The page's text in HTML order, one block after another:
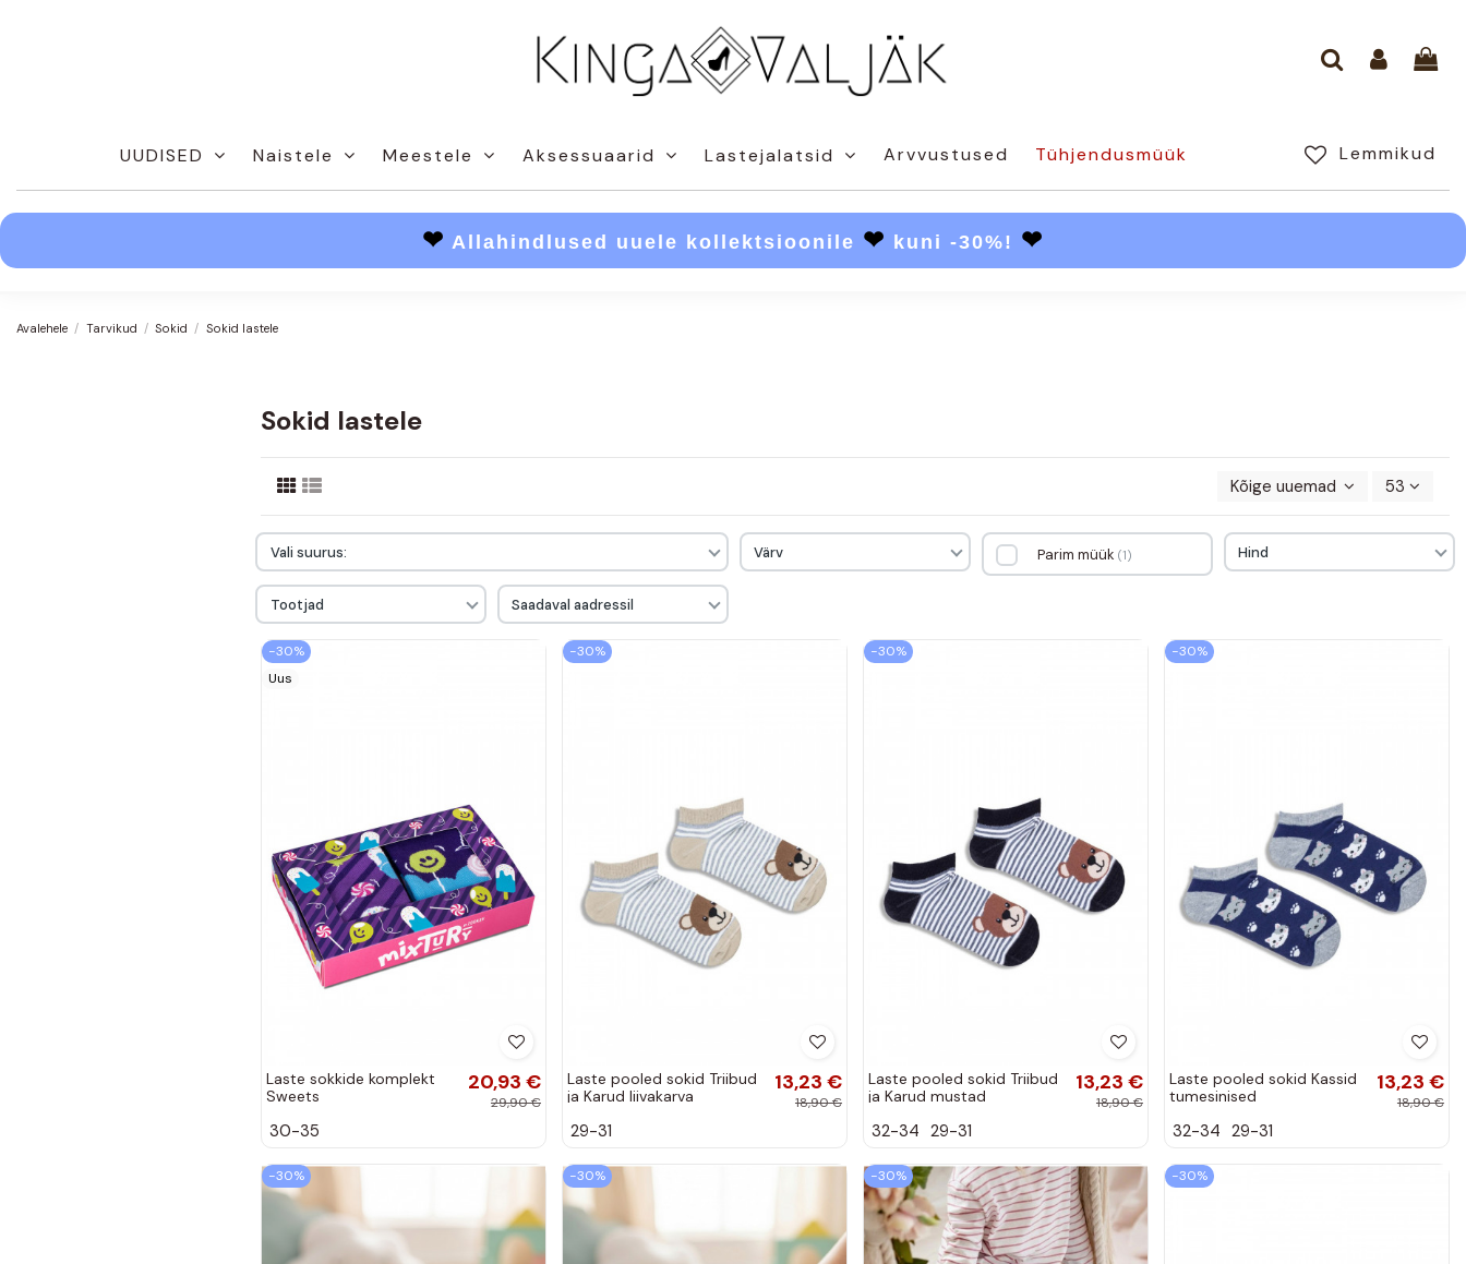
UUDISED Naistele Meestele Aksessuaarid Lastejalatsid Arvvustused Lemmikud
Tühjendusmüük
❤ Allahindlused uuele kollektsioonile ❤ kuni -30%! ❤
Avalehele Tarvikud Sokid Sokid lastele
Sokid lastele
Kõige uuemad enne 53
Vali suurus: Värv Parim müük 1 Hind
Tootjad Saadaval aadressil
−30%
Uus
Laste sokkide komplekt
Sweets
20,93 €
29,90 €
30-35
−30%
Laste pooled sokid Triibud
ja Karud liivakarva
13,23 €
18,90 €
29-31
−30%
Laste pooled sokid Triibud
ja Karud mustad
13,23 €
18,90 €
32-34 29-31
−30%
Laste pooled sokid Kassid
tumesinised
13,23 €
18,90 €
32-34 29-31
−30% −30% −30% −30%